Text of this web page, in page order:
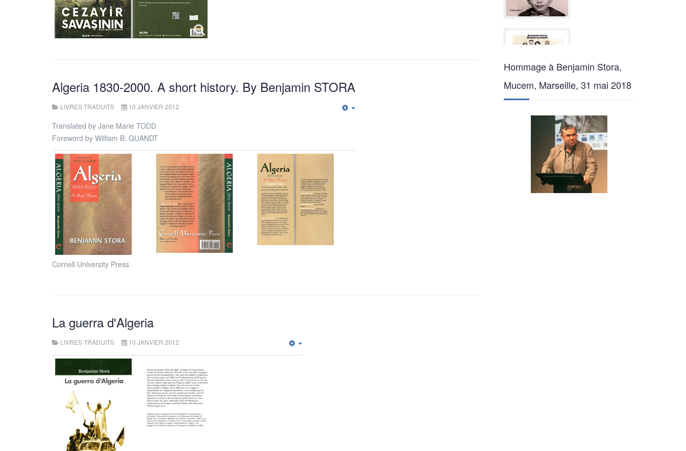
Algeria 1830-2000. A short history. By Benjamin STORA
LIVRES TRADUITS 10 JANVIER 2012
Translated by Jane Marie TODD
Foreword by William B. QUANDT
Cornell University Press
La guerra d'Algeria
LIVRES TRADUITS 10 JANVIER 2012
Hommage à Benjamin Stora,
Mucem, Marseille, 31 mai 2018